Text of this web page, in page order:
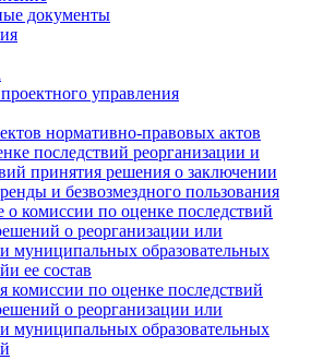
документы
управления
нормативно-правовых актов
последствий реорганизации и
принятия решения о заключении
и безвозмездного пользования
комиссии по оценке последствий
о реорганизации или
муниципальных образовательных
ее состав
комиссии по оценке последствий
о реорганизации или
муниципальных образовательных